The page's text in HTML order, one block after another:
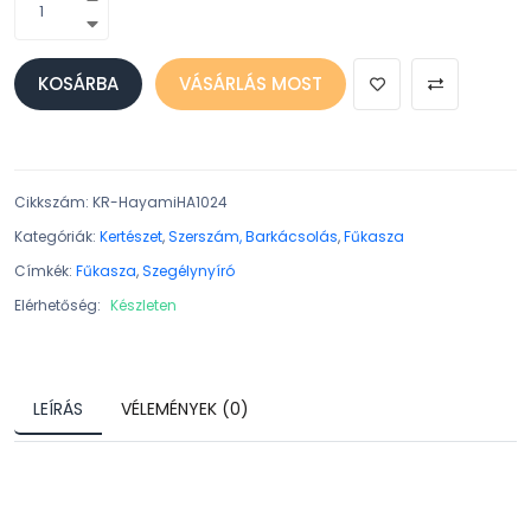
KOSÁRBA VÁSÁRLÁS MOST
Cikkszám: KR-HayamiHA1024
Kategóriák: Kertészet,Szerszám, Barkácsolás,Fűkasza
Címkék: Fűkasza,Szegélynyíró
Elérhetőség: Készleten
LEÍRÁS VÉLEMÉNYEK (0)